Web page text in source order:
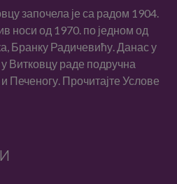
започела је са радом 1904.
носи од 1970. по једном од
Бранку Радичевићу. Данас у
Витковцу раде подручна
Прочитајте Услове